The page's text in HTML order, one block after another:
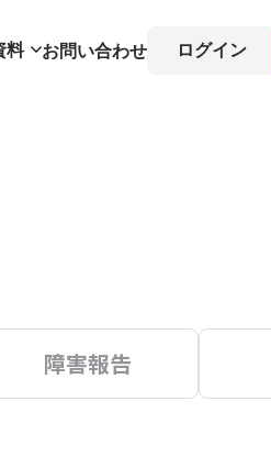
料 お問い合わせ ログイン
障害報告